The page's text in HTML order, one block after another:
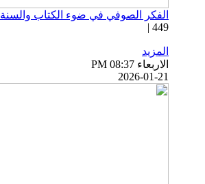
الفكر الصوفي في ضوء الكتاب والسنة
449 |
المزيد
الاربعاء PM 08:37
2026-01-21